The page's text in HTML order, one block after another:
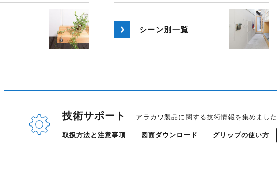
シーン別一覧
技術サポート
アラカワ製品に関する技術情報を集めました
取扱方法と注意事項
図面ダウンロード グリップの使い方